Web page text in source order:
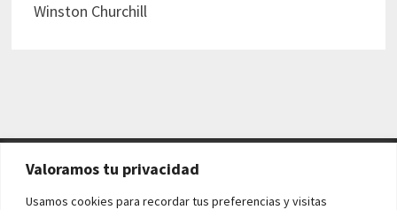
Valoramos tu privacidad
Usamos cookies para recordar tus preferencias y visitas
Winston Churchill
AVISO LEGAL Y POLÍTICAS